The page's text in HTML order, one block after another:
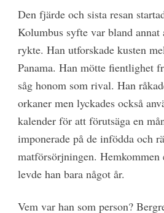
Den fjärde och sista resan
Kolumbus syfte var bland annat
rykte. Han utforskade kusten
Panama. Han mötte fientlighet
såg honom som rival. Han
orkaner men lyckades också
kalender för att förutsäga en
imponerade på de infödda och
matförsörjningen. Hemkommen
levde han bara något år.
Vem var han som person?